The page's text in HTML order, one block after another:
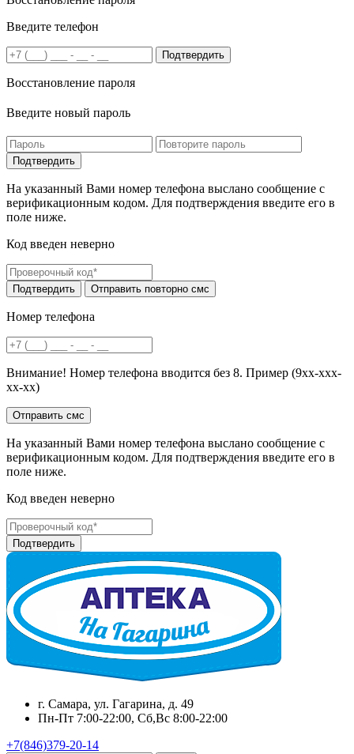
Введите телефон
Подтвердить
Восстановление пароля
Введите новый пароль
На указанный Вами номер телефона выслано сообщение с
верификационным кодом. Для подтверждения введите его в
поле ниже.
Код введен неверно
Номер телефона
Внимание! Номер телефона вводится без 8. Пример (9хх-ххх-
хх-хх)
На указанный Вами номер телефона выслано сообщение с
верификационным кодом. Для подтверждения введите его в
поле ниже.
Код введен неверно
г. Самара, ул. Гагарина, д. 49
Пн-Пт 7:00-22:00, Сб,Вс 8:00-22:00
+7(846)379-20-14